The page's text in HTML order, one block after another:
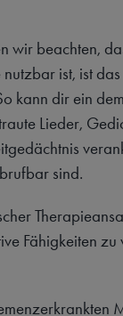
wir beachten,
ist, ist
kann dir ein
Lieder,
sind.
Fähigkeiten